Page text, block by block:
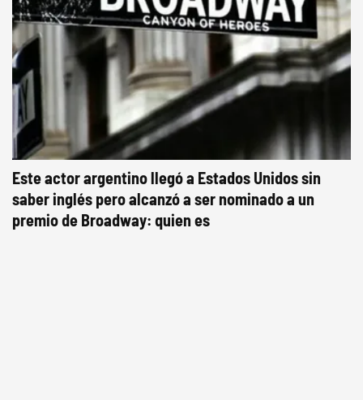
Este actor argentino llegó a Estados Unidos sin
saber inglés pero alcanzó a ser nominado a un
premio de Broadway: quien es